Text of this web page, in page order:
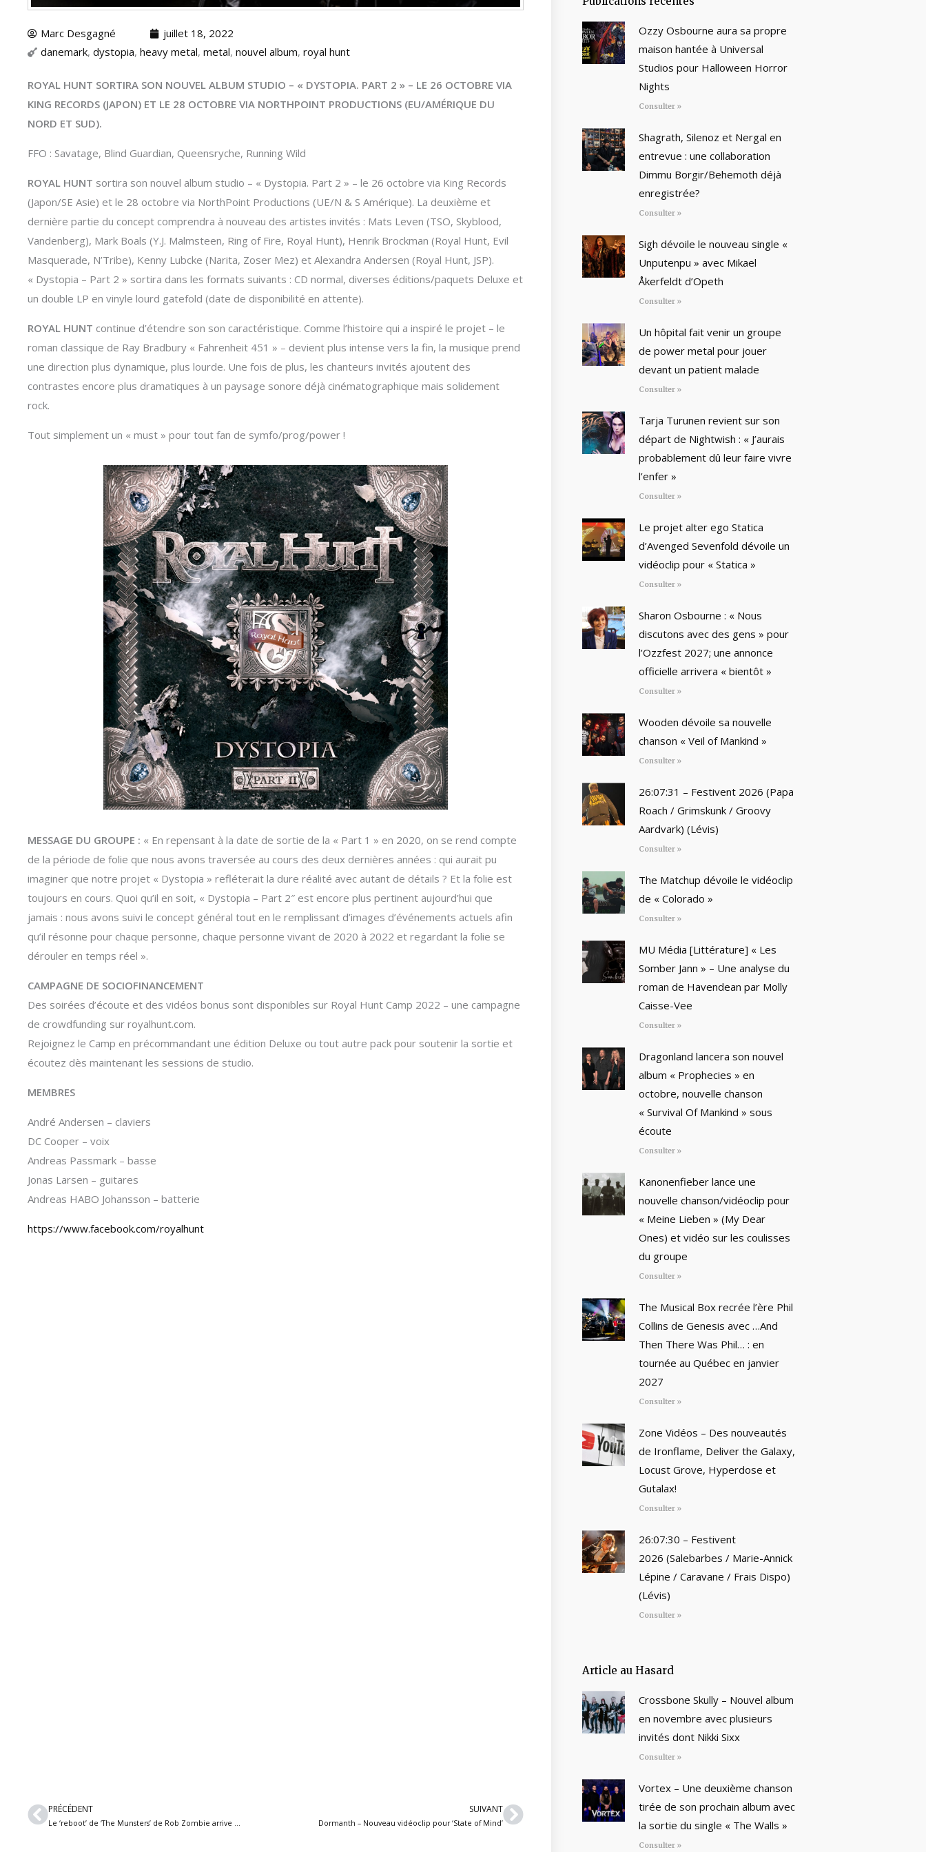
Marc Desgagné
juillet 18, 2022
danemark, dystopia, heavy metal, metal, nouvel album, royal hunt
ROYAL HUNT SORTIRA SON NOUVEL ALBUM STUDIO – « DYSTOPIA. PART 2 » – LE 26 OCTOBRE VIA
KING RECORDS (JAPON) ET LE 28 OCTOBRE VIA NORTHPOINT PRODUCTIONS (EU/AMÉRIQUE DU
NORD ET SUD).
FFO : Savatage, Blind Guardian, Queensryche, Running Wild
ROYAL HUNT sortira son nouvel album studio – « Dystopia. Part 2 » – le 26 octobre via King Records
(Japon/SE Asie) et le 28 octobre via NorthPoint Productions (UE/N & S Amérique). La deuxième et
dernière partie du concept comprendra à nouveau des artistes invités : Mats Leven (TSO, Skyblood,
Vandenberg), Mark Boals (Y.J. Malmsteen, Ring of Fire, Royal Hunt), Henrik Brockman (Royal Hunt, Evil
Masquerade, N’Tribe), Kenny Lubcke (Narita, Zoser Mez) et Alexandra Andersen (Royal Hunt, JSP).
« Dystopia – Part 2 » sortira dans les formats suivants : CD normal, diverses éditions/paquets Deluxe et
un double LP en vinyle lourd gatefold (date de disponibilité en attente).
ROYAL HUNT continue d’étendre son son caractéristique. Comme l’histoire qui a inspiré le projet – le
roman classique de Ray Bradbury « Fahrenheit 451 » – devient plus intense vers la fin, la musique prend
une direction plus dynamique, plus lourde. Une fois de plus, les chanteurs invités ajoutent des
contrastes encore plus dramatiques à un paysage sonore déjà cinématographique mais solidement
rock.
Tout simplement un « must » pour tout fan de symfo/prog/power !
MESSAGE DU GROUPE : « En repensant à la date de sortie de la « Part 1 » en 2020, on se rend compte
de la période de folie que nous avons traversée au cours des deux dernières années : qui aurait pu
imaginer que notre projet « Dystopia » refléterait la dure réalité avec autant de détails ? Et la folie est
toujours en cours. Quoi qu’il en soit, « Dystopia – Part 2″ est encore plus pertinent aujourd’hui que
jamais : nous avons suivi le concept général tout en le remplissant d’images d’événements actuels afin
qu’il résonne pour chaque personne, chaque personne vivant de 2020 à 2022 et regardant la folie se
dérouler en temps réel ».
CAMPAGNE DE SOCIOFINANCEMENT
Des soirées d’écoute et des vidéos bonus sont disponibles sur Royal Hunt Camp 2022 – une campagne
de crowdfunding sur royalhunt.com.
Rejoignez le Camp en précommandant une édition Deluxe ou tout autre pack pour soutenir la sortie et
écoutez dès maintenant les sessions de studio.
MEMBRES
André Andersen – claviers
DC Cooper – voix
Andreas Passmark – basse
Jonas Larsen – guitares
Andreas HABO Johansson – batterie
https://www.facebook.com/royalhunt
Précédent
PRÉCÉDENT SUIVANT
Dormanth – Nouveau vidéoclip pour ‘State of Mind’
Suivant
Ozzy Osbourne aura sa propre
maison hantée à Universal
Studios pour Halloween Horror
Nights
Consulter »
Shagrath, Silenoz et Nergal en
entrevue : une collaboration
Dimmu Borgir/Behemoth déjà
enregistrée?
Consulter »
Sigh dévoile le nouveau single «
Unputenpu » avec Mikael
Åkerfeldt d’Opeth
Consulter »
Un hôpital fait venir un groupe
de power metal pour jouer
devant un patient malade
Consulter »
Tarja Turunen revient sur son
départ de Nightwish : « J’aurais
probablement dû leur faire vivre
l’enfer »
Consulter »
Le projet alter ego Statica
d’Avenged Sevenfold dévoile un
vidéoclip pour « Statica »
Consulter »
Sharon Osbourne : « Nous
discutons avec des gens » pour
l’Ozzfest 2027; une annonce
officielle arrivera « bientôt »
Consulter »
Wooden dévoile sa nouvelle
chanson « Veil of Mankind »
Consulter »
26:07:31 – Festivent 2026 (Papa
Roach / Grimskunk / Groovy
Aardvark) (Lévis)
Consulter »
The Matchup dévoile le vidéoclip
de « Colorado »
Consulter »
MU Média [Littérature] « Les
Somber Jann » – Une analyse du
roman de Havendean par Molly
Caisse-Vee
Consulter »
Dragonland lancera son nouvel
album « Prophecies » en
octobre, nouvelle chanson
« Survival Of Mankind » sous
écoute
Consulter »
Kanonenfieber lance une
nouvelle chanson/vidéoclip pour
« Meine Lieben » (My Dear
Ones) et vidéo sur les coulisses
du groupe
Consulter »
The Musical Box recrée l’ère Phil
Collins de Genesis avec …And
Then There Was Phil… : en
tournée au Québec en janvier
2027
Consulter »
Zone Vidéos – Des nouveautés
de Ironflame, Deliver the Galaxy,
Locust Grove, Hyperdose et
Gutalax!
Consulter »
26:07:30 – Festivent
2026 (Salebarbes / Marie-Annick
Lépine / Caravane / Frais Dispo)
(Lévis)
Consulter »
Article au Hasard
Crossbone Skully – Nouvel album
en novembre avec plusieurs
invités dont Nikki Sixx
Consulter »
Vortex – Une deuxième chanson
tirée de son prochain album avec
la sortie du single « The Walls »
Consulter »